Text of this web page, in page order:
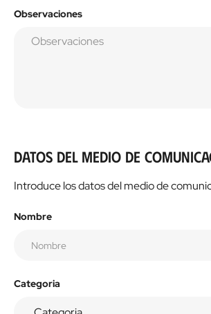
Observaciones
Datos del medio de
Introduce los datos del medio de
Nombre
Categoria